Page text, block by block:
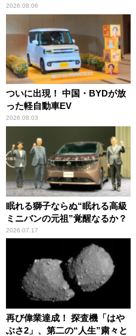
2026.08.06
ついに出現！ 中国・BYDが放
った軽自動車EV
2026.08.03
眠れる獅子ならぬ“眠れる高級
ミニバンの元祖”覚醒なるか？
2026.07.17
再び偉業達成！ 探査機「はや
ぶさ2」、第二の“人生”粛々と